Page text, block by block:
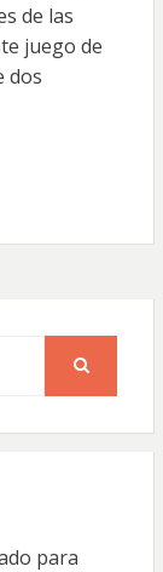
de las
juego de
dos
para